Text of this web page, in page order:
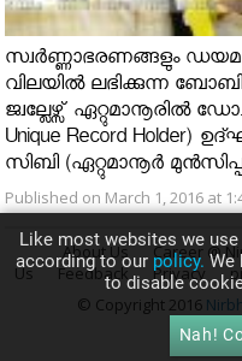
സ്വർണ്ണാഭരണങ്ങളും
വിലയിൽ ലഭിക്കുന്ന ബോബി
ജ്വല്ലേഴ്സ് ഏറ്റുമാനൂരിൽ
Unique Record Holder)
സിബി (ഏറ്റുമാനൂർ
Published on March 1, 2016 at
About Us Career @
Us
Feedback Privacy
© Copyright 2016
Like most websites we
according to our policy. We
to disable
Nah!